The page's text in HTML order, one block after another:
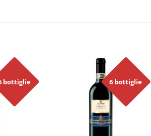
bottiglie 6 bottiglie